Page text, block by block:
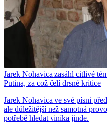
Jarek Nohavica zasáhl citlivé
Putina, za což čelí drsné kritice
Jarek Nohavica ve své písni
ale důležitější než samotná
potřebě hledat viníka jinde.